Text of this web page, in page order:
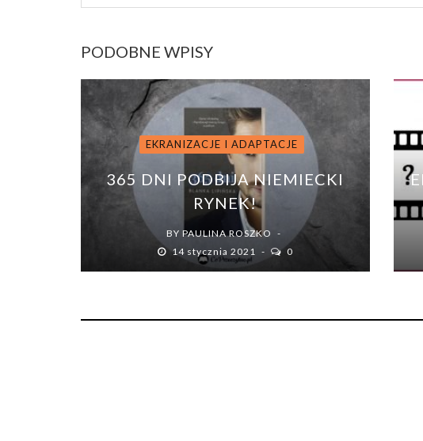
PODOBNE WPISY
EKRANIZACJE I ADAPTACJE
365 DNI PODBIJA NIEMIECKI
RYNEK!
BY PAULINA ROSZKO
14 stycznia 2021
0